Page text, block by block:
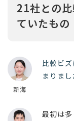
21社との
ていたもの
新海
比較ビ
まりまし
最初は